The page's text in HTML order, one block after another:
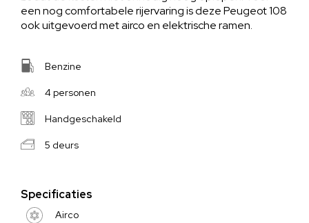
een nog comfortabele rijervaring is deze Peugeot 108
ook uitgevoerd met airco en elektrische ramen.
Benzine
4 personen
Handgeschakeld
5 deurs
Specificaties
Airco